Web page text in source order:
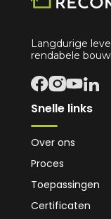
Langdurige
rendabele
Snelle links
Over ons
Proces
Toepassingen
Certificaten